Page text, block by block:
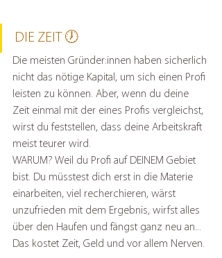
DIE ZEIT 🕖
Die meisten Gründer:innen haben sicherlich
nicht das nötige Kapital, um sich einen Profi
leisten zu können. Aber, wenn du deine
Zeit einmal mit der eines Profis vergleichst,
wirst du feststellen, dass deine Arbeitskraft
meist teurer wird.
WARUM? Weil du Profi auf DEINEM Gebiet
bist. Du müsstest dich erst in die Materie
einarbeiten, viel recherchieren, wärst
unzufrieden mit dem Ergebnis, wirfst alles
über den Haufen und fängst ganz neu an...
Das kostet Zeit, Geld und vor allem Nerven.